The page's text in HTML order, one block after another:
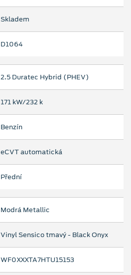
Skladem
D1064
2.5 Duratec Hybrid (PHEV)
171 kW/232 k
Benzín
eCVT automatická
Přední
Modrá Metallic
Vinyl Sensico tmavý - Black Onyx
WF0XXXTA7HTU15153